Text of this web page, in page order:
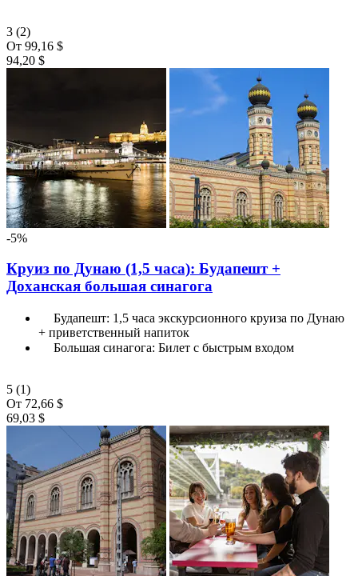
3 (2)
От 99,16 $
94,20 $
-5%
Круиз по Дунаю (1,5 часа): Будапешт +
Доханская большая синагога
Будапешт: 1,5 часа экскурсионного круиза по Дунаю
+ приветственный напиток
Большая синагога: Билет с быстрым входом
5 (1)
От 72,66 $
69,03 $